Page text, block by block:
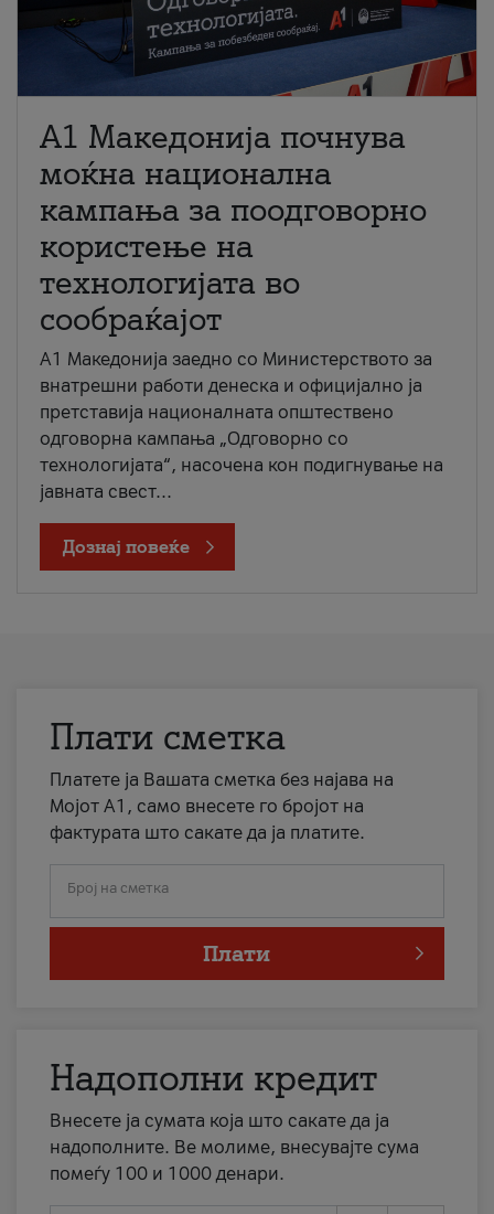
A1 Македонија почнува
моќна национална
кампања за поодговорно
користење на
технологијата во
сообраќајот
A1 Македонија заедно со Министерството за
внатрешни работи денеска и официјално ја
претставија националната општествено
одговорна кампања „Одговорно со
технологијата“, насочена кон подигнување на
јавната свест...
Дознај повеќе
Плати сметка
Платете ја Вашата сметка без најава на
Мојот А1, само внесете го бројот на
фактурата што сакате да ја платите.
Број на сметка
Плати
Надополни кредит
Внесете ја сумата која што сакате да ја
надополните. Ве молиме, внесувајте сума
помеѓу 100 и 1000 денари.